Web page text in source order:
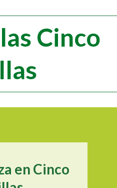
Cinco
en Cinco